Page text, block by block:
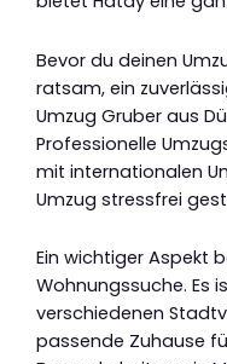
Bevor du deinen
ratsam, ein
Umzug Gruber aus
Professionelle
mit internationalen
Umzug stressfrei
Ein wichtiger Aspekt
Wohnungssuche. Es
verschiedenen
passende Zuhause